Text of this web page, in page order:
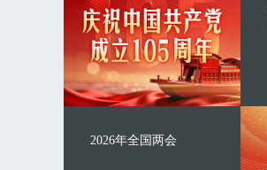
2026年全国两会